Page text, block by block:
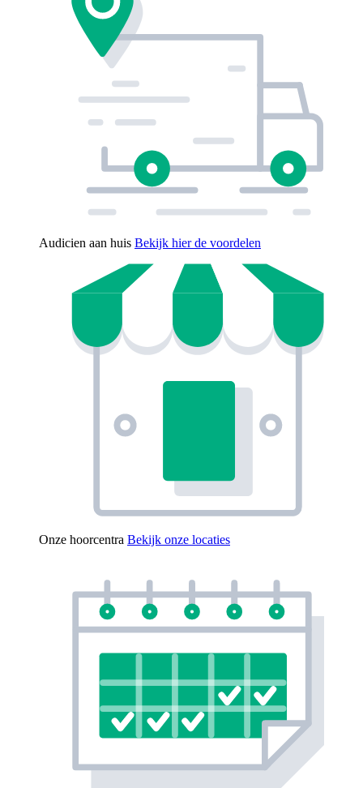
Audicien aan huis Bekijk hier de voordelen
Onze hoorcentra Bekijk onze locaties